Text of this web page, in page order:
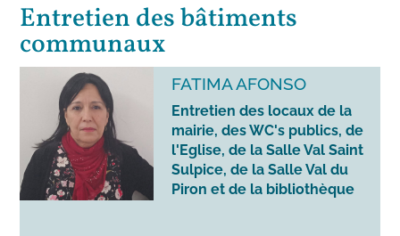
Entretien des bâtiments
communaux
FATIMA AFONSO
Entretien des locaux de la
mairie, des WC's publics, de
l'Eglise, de la Salle Val Saint
Sulpice, de la Salle Val du
Piron et de la bibliothèque